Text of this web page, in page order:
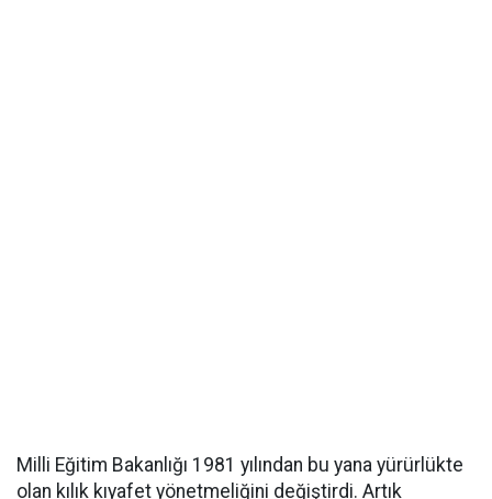
Milli Eğitim Bakanlığı 1981 yılından bu yana yürürlükte
olan kılık kıyafet yönetmeliğini değiştirdi. Artık